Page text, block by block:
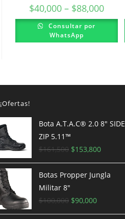
$40,000 – $88,000
Este
producto
tiene
múltiples
elegir
producto
Consultar por
WhatsApp
¡Ofertas!
Bota A.T.A.C® 2.0 8″ SIDE
ZIP 5.11™
$161,500 El
precio
original
$161,500.
$153,800El
precio
actual
Botas Propper Jungla
Militar 8"
$100,000 El
precio
$90,000El
precio